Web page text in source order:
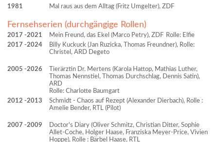
1981
Mal raus aus dem Alltag (Fritz Umgelter), ZDF
Fernsehserien (durchgängige Rollen)
2017 2021 Mein Freund, das Ekel (Marco Petry), ZDF Rolle: Elfie
2017
2024
Billy Kuckuck (Jan Ruzicka, Thomas Freundner), Rolle:
Christel, ARD Degeto
2005 2026
Tierärztin Dr. Mertens (Karola Hattop, Mathias Luther,
Thomas Nennstiel, Thomas Durchschlag, Dennis Satin),
ARD
Rolle: Charlotte Baumgart
2012
2013
Schmidt - Chaos auf Rezept (Alexander Dierbach), Rolle :
Amelie Bender, RTL (Pilot)
2007 2009
Doctor's Diary (Oliver Schmitz, Christian Ditter, Sophie
Allet-Coche, Holger Haase, Franziska Meyer-Price, Vivien
Hoppe), Rolle : Bärbel Haase, RTL